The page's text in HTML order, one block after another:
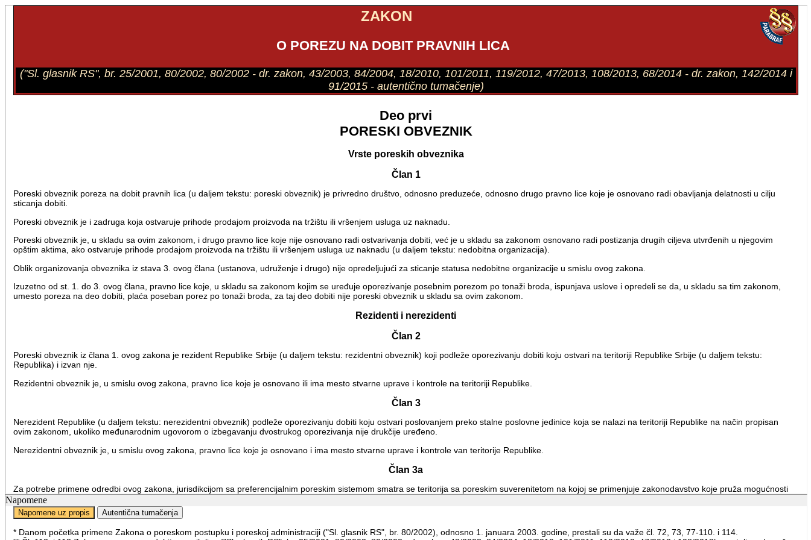
ZAKON
O POREZU NA DOBIT PRAVNIH LICA
("Sl. glasnik RS", br. 25/2001, 80/2002, 80/2002 - dr. zakon, 43/2003, 84/2004, 18/2010, 101/2011, 119/2012, 47/2013, 108/2013, 68/2014 - dr. zakon, 142/2014 i
91/2015 - autentično tumačenje)
Deo prvi
PORESKI OBVEZNIK
Vrste poreskih obveznika
Član 1
Poreski obveznik poreza na dobit pravnih lica (u daljem tekstu: poreski obveznik) je privredno društvo, odnosno preduzeće, odnosno drugo pravno lice koje je osnovano radi obavljanja delatnosti u cilju
sticanja dobiti.
Poreski obveznik je i zadruga koja ostvaruje prihode prodajom proizvoda na tržištu ili vršenjem usluga uz naknadu.
Poreski obveznik je, u skladu sa ovim zakonom, i drugo pravno lice koje nije osnovano radi ostvarivanja dobiti, već je u skladu sa zakonom osnovano radi postizanja drugih ciljeva utvrđenih u njegovim
opštim aktima, ako ostvaruje prihode prodajom proizvoda na tržištu ili vršenjem usluga uz naknadu (u daljem tekstu: nedobitna organizacija).
Oblik organizovanja obveznika iz stava 3. ovog člana (ustanova, udruženje i drugo) nije opredeljujući za sticanje statusa nedobitne organizacije u smislu ovog zakona.
Izuzetno od st. 1. do 3. ovog člana, pravno lice koje, u skladu sa zakonom kojim se uređuje oporezivanje posebnim porezom po tonaži broda, ispunjava uslove i opredeli se da, u skladu sa tim zakonom,
umesto poreza na deo dobiti, plaća poseban porez po tonaži broda, za taj deo dobiti nije poreski obveznik u skladu sa ovim zakonom.
Rezidenti i nerezidenti
Član 2
Poreski obveznik iz člana 1. ovog zakona je rezident Republike Srbije (u daljem tekstu: rezidentni obveznik) koji podleže oporezivanju dobiti koju ostvari na teritoriji Republike Srbije (u daljem tekstu:
Republika) i izvan nje.
Rezidentni obveznik je, u smislu ovog zakona, pravno lice koje je osnovano ili ima mesto stvarne uprave i kontrole na teritoriji Republike.
Član 3
Nerezident Republike (u daljem tekstu: nerezidentni obveznik) podleže oporezivanju dobiti koju ostvari poslovanjem preko stalne poslovne jedinice koja se nalazi na teritoriji Republike na način propisan
ovim zakonom, ukoliko međunarodnim ugovorom o izbegavanju dvostrukog oporezivanja nije drukčije uređeno.
Nerezidentni obveznik je, u smislu ovog zakona, pravno lice koje je osnovano i ima mesto stvarne uprave i kontrole van teritorije Republike.
Član 3a
Za potrebe primene odredbi ovog zakona, jurisdikcijom sa preferencijalnim poreskim sistemom smatra se teritorija sa poreskim suverenitetom na kojoj se primenjuje zakonodavstvo koje pruža mogućnosti
za značajno manje poresko opterećenje dobiti pravnih lica, bilo svih pravnih lica ili onih koja ispunjavaju posebne uslove, kao i dividendi koje ona raspodeljuju svojim osnivačima u poređenju sa onim
predviđenim odredbama ovog zakona i zakona koji uređuje oporezivanje dohotka građana, odnosno za onemogućavanje ili otežavanje utvrđivanja stvarnih vlasnika pravnih lica od strane poreskih organa
Republike Srbije i onemogućavanje ili otežavanje utvrđivanja onih poreskih činjenica koje bi bile od značaja za utvrđivanje poreskih obaveza prema propisima Republike Srbije (u daljem tekstu: jurisdikcija sa
preferencijalnim poreskim sistemom).
Napomene
Napomene uz propis Autentična tumačenja
* Danom početka primene Zakona o poreskom postupku i poreskoj administraciji ("Sl. glasnik RS", br. 80/2002), odnosno 1. januara 2003. godine, prestali su da važe čl. 72, 73, 77-110. i 114.